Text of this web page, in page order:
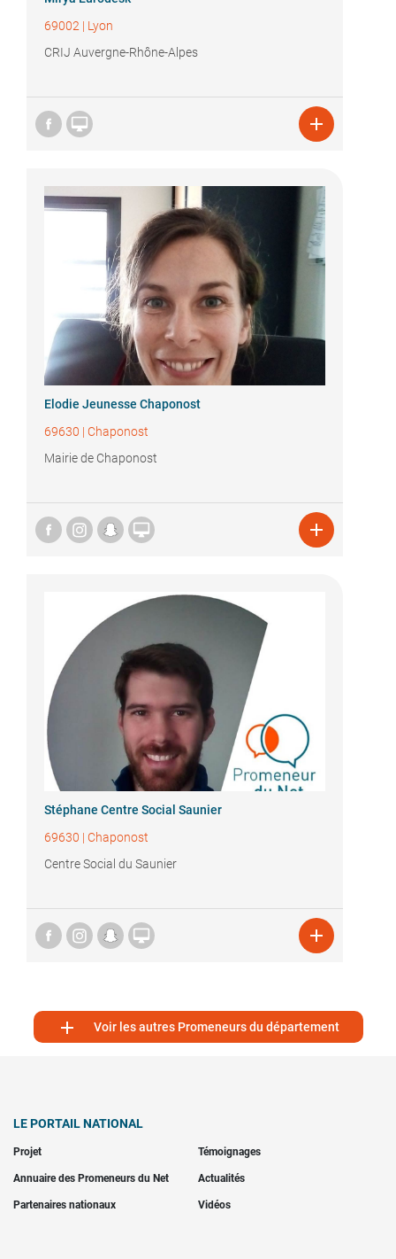
69002 | Lyon
CRIJ Auvergne-Rhône-Alpes
 
Elodie Jeunesse Chaponost
69630 | Chaponost
Mairie de Chaponost
 
Stéphane Centre Social Saunier
69630 | Chaponost
Centre Social du Saunier
 
 Voir les autres Promeneurs du département
LE PORTAIL NATIONAL
Projet Témoignages
Annuaire des Promeneurs du Net Actualités
Partenaires nationaux Vidéos